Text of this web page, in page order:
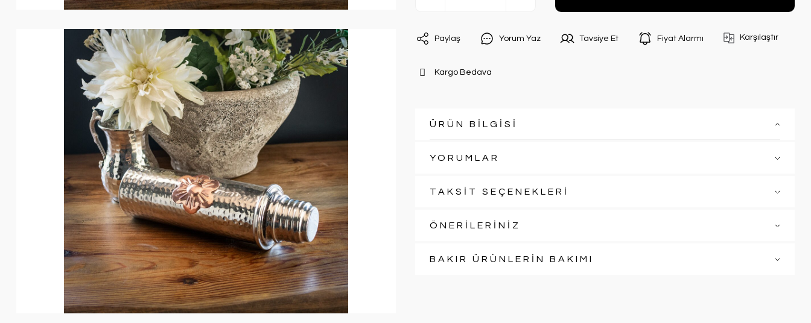
Paylaş Yorum Yaz Tavsiye Et Fiyat Alarmı Karşılaştır
Kargo Bedava
ÜRÜN BİLGİSİ
YORUMLAR
TAKSİT SEÇENEKLERİ
ÖNERİLERİNİZ
BAKIR ÜRÜNLERİN BAKIMI